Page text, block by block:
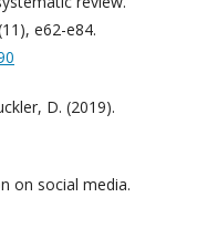
e62-e84.
D. (2019).
on social media.